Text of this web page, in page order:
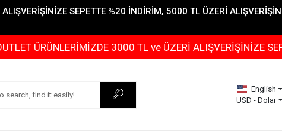
SEPETTE %20 İNDİRİM, 5000 TL ÜZERİ
3000 TL ve ÜZERİ ALIŞVERİŞİNİZE SEPETTE
English
USD - Dolar